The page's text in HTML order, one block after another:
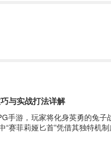
与实战打法详解
手游，玩家将化身英勇的兔
赛菲莉娅匕首”凭借其独特